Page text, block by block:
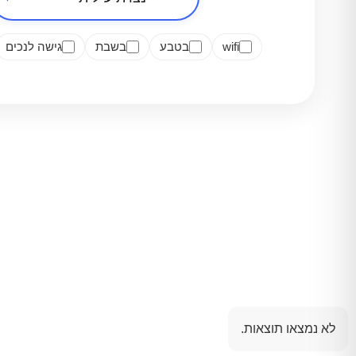
wifi בטבע בשבת גישה לנכים
לא נמצאו תוצאות.